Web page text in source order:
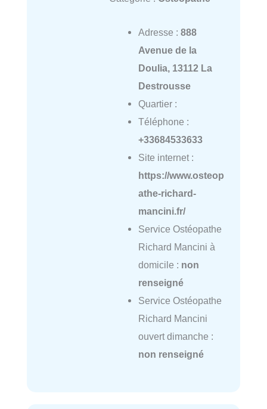
Adresse : 888
Avenue de la
Doulia, 13112 La
Destrousse
Quartier :
Téléphone :
+33684533633
Site internet :
https://www.osteop
athe-richard-
mancini.fr/
Service Ostéopathe
Richard Mancini à
domicile : non
renseigné
Service Ostéopathe
Richard Mancini
ouvert dimanche :
non renseigné